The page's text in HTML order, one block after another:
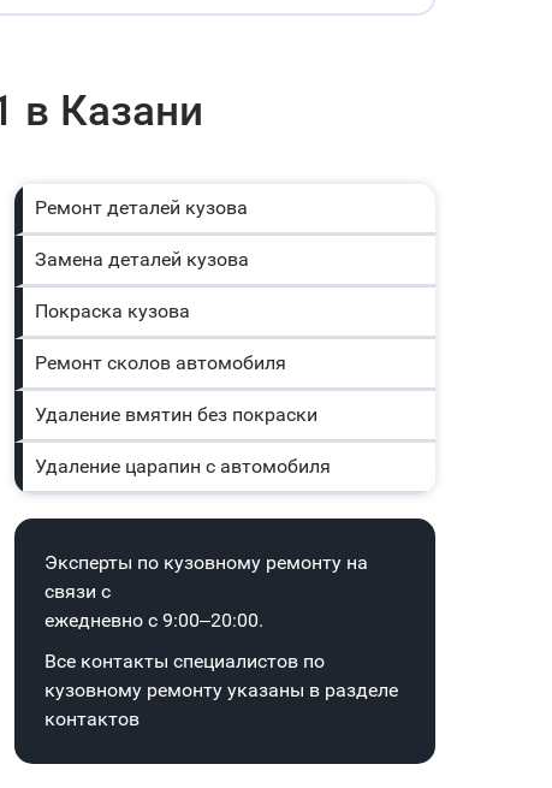
в Казани
Ремонт деталей кузова
Замена деталей кузова
Покраска кузова
Ремонт сколов автомобиля
Удаление вмятин без покраски
Удаление царапин с автомобиля
Эксперты по кузовному ремонту на
связи с
ежедневно с 9:00–20:00.
Все контакты специалистов по
кузовному ремонту указаны в разделе
контактов